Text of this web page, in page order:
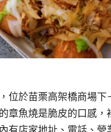
位於苗栗高架橋商場
章魚燒是脆皮的口感
有店家地址、電話、營